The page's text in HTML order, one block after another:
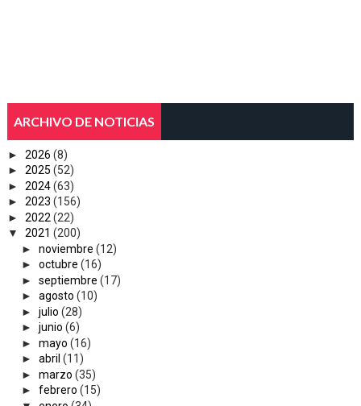
ARCHIVO DE NOTICIAS
► 2026 (8)
► 2025 (52)
► 2024(63)
► 2023 (156)
► 2022 (22)
▼
2021 (200)
► noviembre (12)
► octubre (16)
► septiembre (17)
► agosto (10)
► julio (28)
► junio (6)
► mayo (16)
► abril (11)
► marzo (35)
► febrero (15)